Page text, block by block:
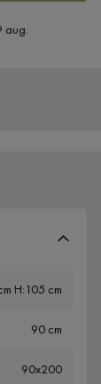
aug.
H:105 cm
90 cm
90x200